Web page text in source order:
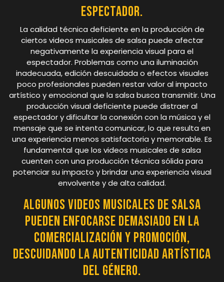
espectador.
La calidad técnica deficiente en la producción de
ciertos videos musicales de salsa puede afectar
negativamente la experiencia visual para el
espectador. Problemas como una iluminación
inadecuada, edición descuidada o efectos visuales
poco profesionales pueden restar valor al impacto
artístico y emocional que la salsa busca transmitir. Una
producción visual deficiente puede distraer al
espectador y dificultar la conexión con la música y el
mensaje que se intenta comunicar, lo que resulta en
una experiencia menos satisfactoria y memorable. Es
fundamental que los videos musicales de salsa
cuenten con una producción técnica sólida para
potenciar su impacto y brindar una experiencia visual
envolvente y de alta calidad.
Algunos videos musicales de salsa
pueden enfocarse demasiado en la
comercialización y promoción,
descuidando la autenticidad artística
del género.